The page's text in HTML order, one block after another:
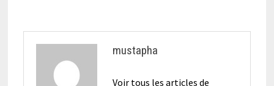
mustapha
Voir tous les articles de